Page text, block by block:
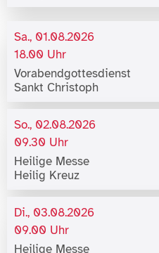
Sa., 01.08.2026
18.00 Uhr
Vorabendgottesdienst
Sankt Christoph
So., 02.08.2026
09.30 Uhr
Heilige Messe
Heilig Kreuz
Di., 03.08.2026
09.00 Uhr
Heilige Messe